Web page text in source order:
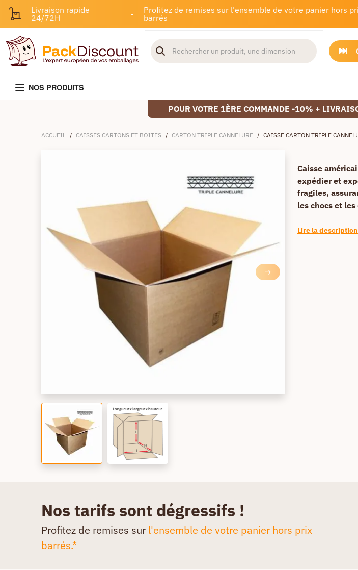
Livraison rapide
24/72H
-
Profitez de remises sur l'ensemble de votre panier hors
barrés
NOS PRODUITS
POUR VOTRE 1ÈRE COMMANDE -10% +
ACCUEIL / CAISSES CARTONS ET BOITES / CARTON TRIPLE CANNELURE / CAISSE CARTON TRIPLE
Caisse
expédier et
fragiles,
les chocs et les
Lire la
Nos tarifs sont dégressifs !
Profitez de remises sur l'ensemble de votre panier hors prix
barrés.*